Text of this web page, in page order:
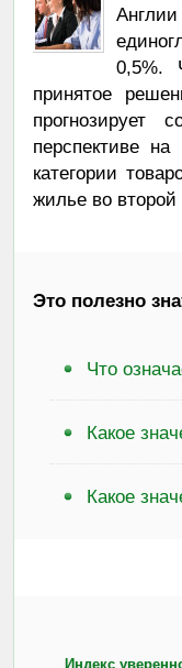
Англии
0,5%.
принятое
прогнозирует
перспективе
категории
жилье во второй
Это полезно
Что
Какое
Какое
Индекс